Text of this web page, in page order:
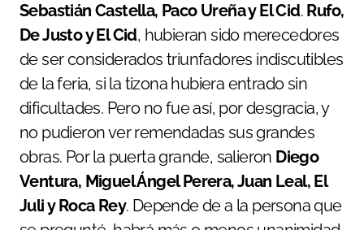
Sebastián Castella, Paco Ureña y El Cid. Rufo,
De Justo y El Cid, hubieran sido merecedores
de ser considerados triunfadores indiscutibles
de la feria, si la tizona hubiera entrado sin
dificultades. Pero no fue así, por desgracia, y
no pudieron ver remendadas sus grandes
obras. Por la puerta grande, salieron Diego
Ventura, Miguel Ángel Perera, Juan Leal, El
Juli y Roca Rey. Depende de a la persona que